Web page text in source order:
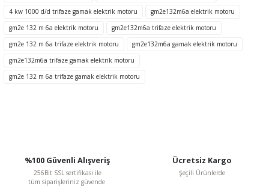
Ürün açıklamasında eksik bilgiler bulunuyor.
Ürün bilgilerinde hatalar bulunuyor.
Ürün fiyatı diğer sitelerden daha pahalı.
4 kw 1000 d/d trifaze gamak elektrik motoru
gm2e132m6a elektrik motoru
gm2e 132 m 6a elektrik motoru
gm2e132m6a trifaze elektrik motoru
gm2e 132 m 6a trifaze elektrik motoru
gm2e132m6a gamak elektrik motoru
gm2e132m6a trifaze gamak elektrik motoru
gm2e 132 m 6a trifaze gamak elektrik motoru
%100 Güvenli Alışveriş
256Bit SSL sertifikası ile
tüm siparişleriniz güvende.
Ücretsiz Kargo
Şeçili Ürünlerde